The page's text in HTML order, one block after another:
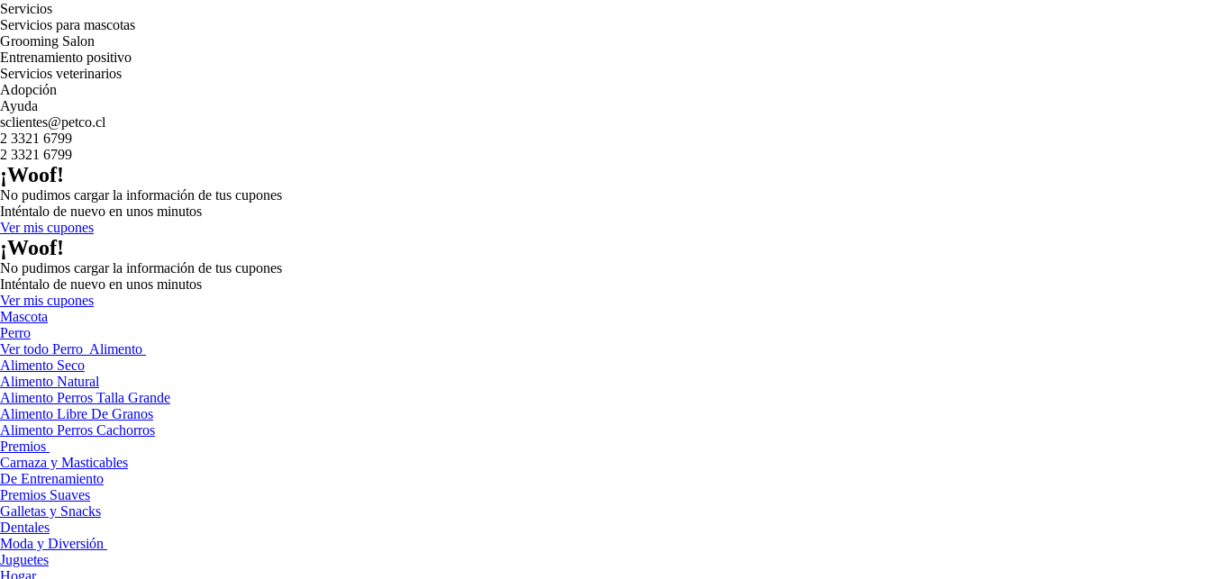
Servicios
Servicios para mascotas
Grooming Salon
Entrenamiento positivo
Servicios veterinarios
Adopción
Ayuda
sclientes@petco.cl
2 3321 6799
2 3321 6799
¡Woof!
No pudimos cargar la información de tus cupones
Inténtalo de nuevo en unos minutos
Ver mis cupones
¡Woof!
No pudimos cargar la información de tus cupones
Inténtalo de nuevo en unos minutos
Ver mis cupones
Mascota
Perro
Ver todo Perro Alimento
Alimento Seco
Alimento Natural
Alimento Perros Talla Grande
Alimento Libre De Granos
Alimento Perros Cachorros
Premios
Carnaza y Masticables
De Entrenamiento
Premios Suaves
Galletas y Snacks
Dentales
Moda y Diversión
Juguetes
Hogar